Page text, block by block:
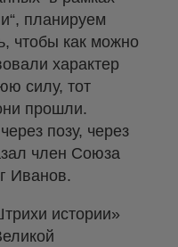
планируем
чтобы как можно
характер
силу, тот
прошли.
позу, через
член Союза
Иванов.
истории»